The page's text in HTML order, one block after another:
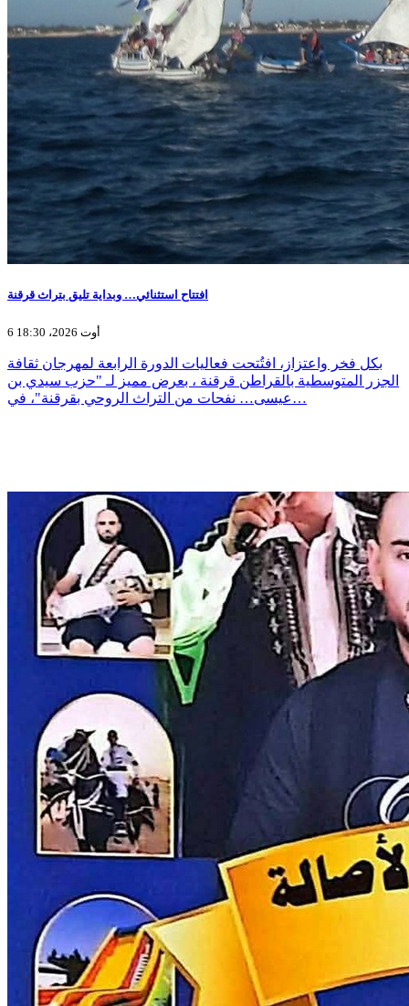
افتتاح استثنائي… وبداية تليق بتراث قرقنة
6 أوت 2026، 18:30
بكل فخر واعتزاز، افتُتحت فعاليات الدورة الرابعة لمهرجان ثقافة
الجزر المتوسطية بالقراطن قرقنة ، بعرض مميز لـ "حزب سيدي بن
عيسى… نفحات من التراث الروحي بقرقنة"، في…